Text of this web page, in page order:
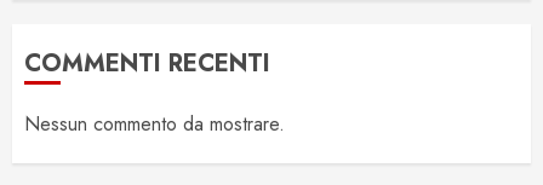
COMMENTI RECENTI
Nessun commento da mostrare.